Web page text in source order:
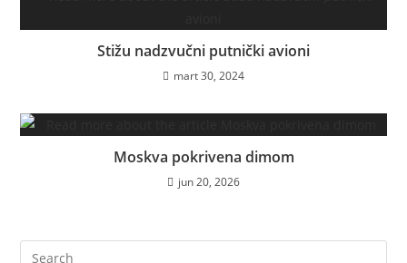
Stižu nadzvučni putnički avioni
mart 30, 2024
Moskva pokrivena dimom
jun 20, 2026